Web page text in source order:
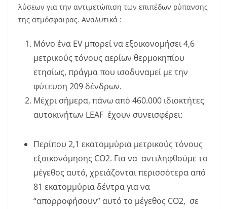
λύσεων για την αντιμετώπιση των επιπέδων ρύπανσης
της ατμόσφαιρας. Αναλυτικά :
Μόνο ένα EV μπορεί να εξοικονομήσει 4,6
μετρικούς τόνους αερίων θερμοκηπίου
ετησίως, πράγμα που ισοδυναμεί με την
φύτευση 209 δένδρων.
Μέχρι σήμερα, πάνω από 460.000 ιδιοκτήτες
αυτοκινήτων LEAF έχουν συνεισφέρει:
Περίπου 2,1 εκατομμύρια μετρικούς τόνους
εξοικονόμησης CO2. Για να αντιληφθούμε το
μέγεθος αυτό, χρειάζονται περισσότερα από
81 εκατομμύρια δέντρα για να
“απορροφήσουν” αυτό το μέγεθος CO2, σε